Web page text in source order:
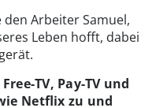
Arbeiter Samuel,
Leben hofft, dabei
TV, Pay-TV und
Netflix zu und